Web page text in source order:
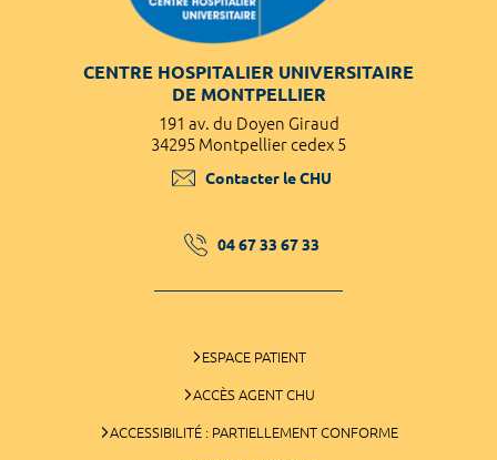
CENTRE HOSPITALIER UNIVERSITAIRE
DE MONTPELLIER
191 av. du Doyen Giraud
34295 Montpellier cedex 5
Contacter le CHU
04 67 33 67 33
ESPACE PATIENT
ACCÈS AGENT CHU
ACCESSIBILITÉ : PARTIELLEMENT CONFORME